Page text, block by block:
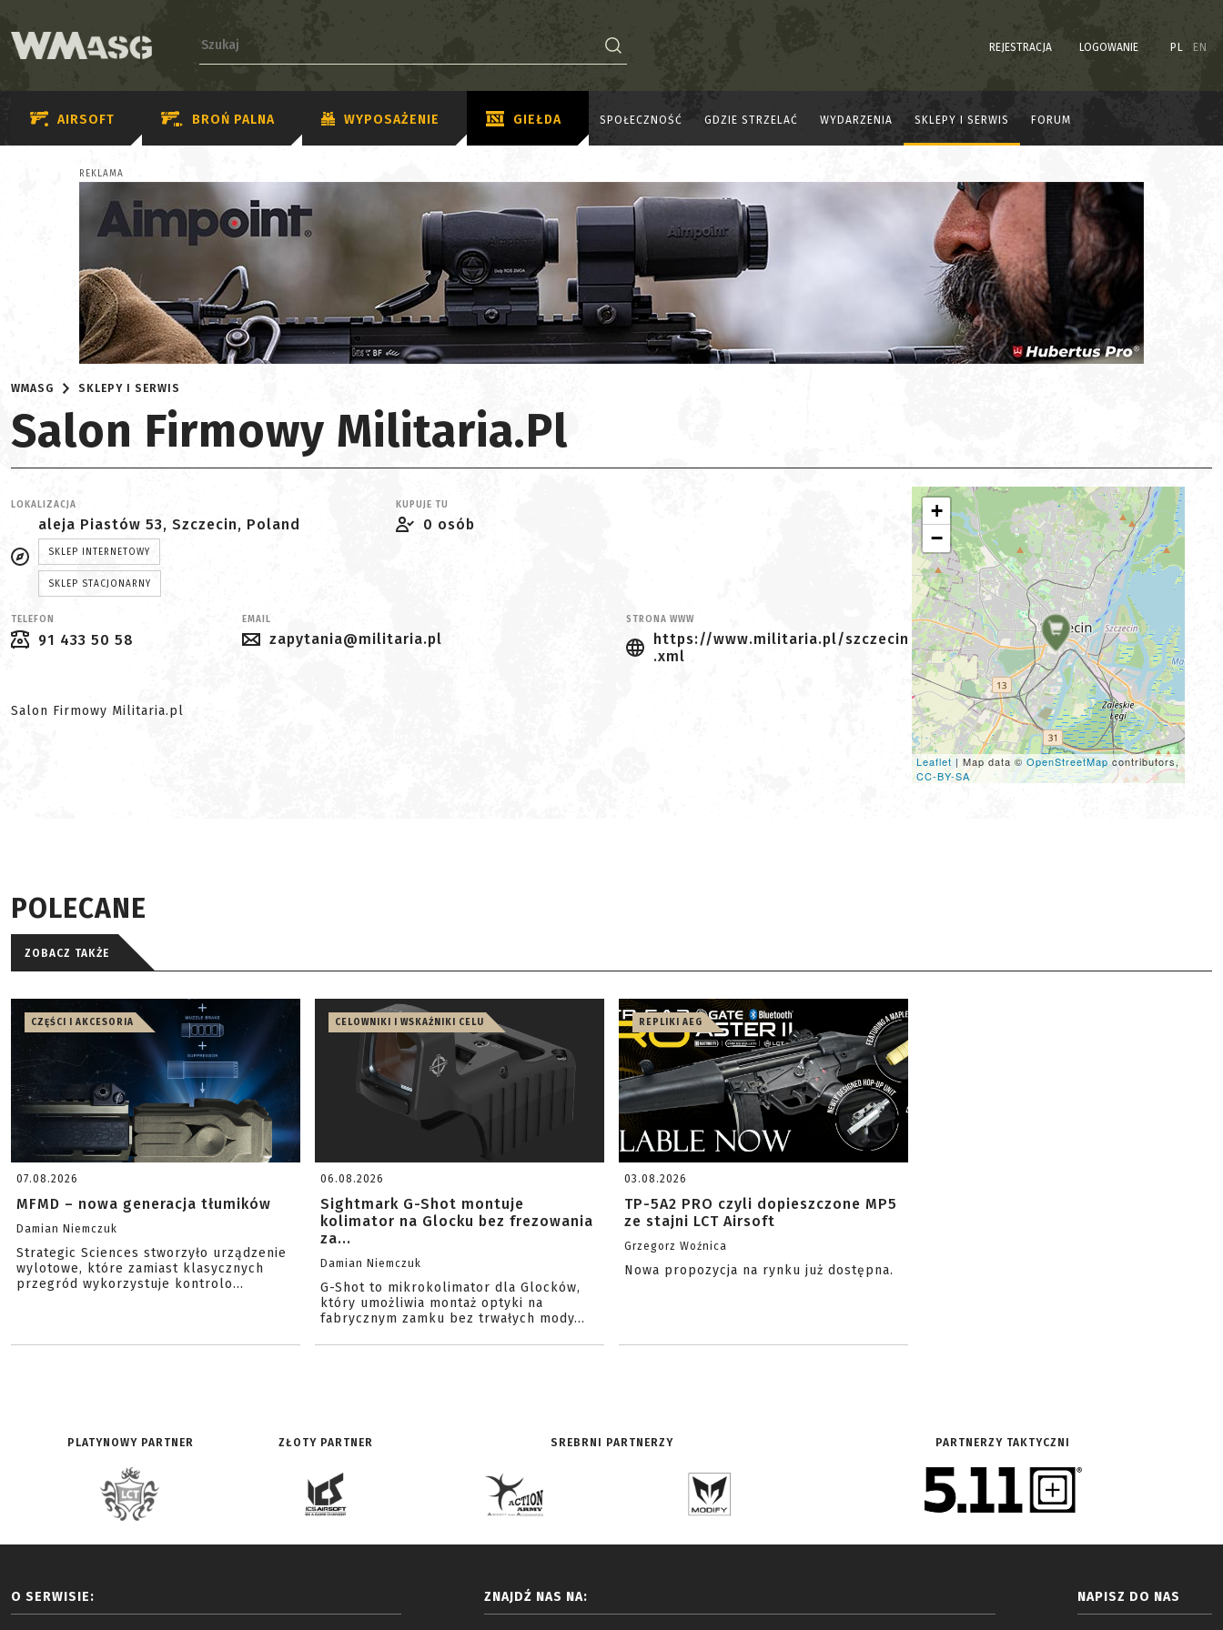
REJESTRACJA LOGOWANIE PL EN
AIRSOFT BROŃ PALNA WYPOSAŻENIE GIEŁDA SPOŁECZNOŚĆ GDZIE STRZELAĆ WYDARZENIA SKLEPY I SERWIS FORUM
REKLAMA
WMASG SKLEPY I SERWIS
Salon Firmowy Militaria.pl
LOKALIZACJA
aleja Piastów 53, Szczecin, Poland
SKLEP INTERNETOWY
SKLEP STACJONARNY
KUPUJE TU
0 osób
TELEFON
91 433 50 58
EMAIL
zapytania@militaria.pl
STRONA WWW
https://www.militaria.pl/szczecin
.xml
Salon Firmowy Militaria.pl
+
−
Leaflet | Map data © OpenStreetMap contributors,
CC-BY-SA
POLECANE
ZOBACZ TAKŻE
CZĘŚCI I AKCESORIA
07.08.2026
MFMD – nowa generacja tłumików
Damian Niemczuk
Strategic Sciences stworzyło urządzenie
wylotowe, które zamiast klasycznych
przegród wykorzystuje kontrolo...
CELOWNIKI I WSKAŹNIKI CELU
06.08.2026
Sightmark G-Shot montuje
kolimator na Glocku bez frezowania
za...
Damian Niemczuk
G-Shot to mikrokolimator dla Glocków,
który umożliwia montaż optyki na
fabrycznym zamku bez trwałych mody...
REPLIKI AEG
03.08.2026
TP-5A2 PRO czyli dopieszczone MP5
ze stajni LCT Airsoft
Grzegorz Woźnica
Nowa propozycja na rynku już dostępna.
PLATYNOWY PARTNER ZŁOTY PARTNER SREBRNI PARTNERZY PARTNERZY TAKTYCZNI
O SERWISIE: ZNAJDŹ NAS NA: NAPISZ DO NAS